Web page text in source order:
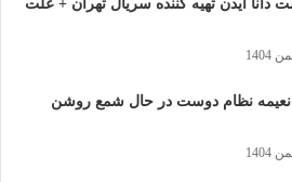
دانا ایدن تهیه کننده سریال تهران + علت
نظام دوست در حال شمع روشن